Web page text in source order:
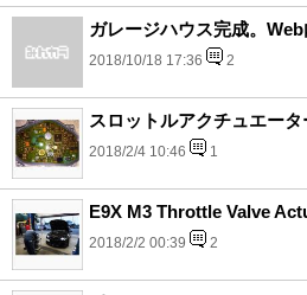
ガレージハウス完成。
2018/10/18 17:36 2
スロットルアクチュエータ
2018/2/4 10:46 1
E9X M3 Throttle Valve
2018/2/2 00:39 2